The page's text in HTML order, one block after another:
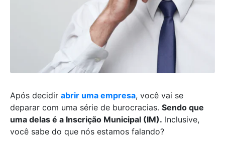
Após decidir abrir uma empresa, você vai se
deparar com uma série de burocracias. Sendo que
uma delas é a Inscrição Municipal (IM). Inclusive,
você sabe do que nós estamos falando?